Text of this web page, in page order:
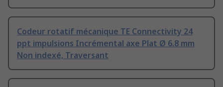
Codeur rotatif mécanique TE Connectivity 24
ppt impulsions Incrémental axe Plat Ø 6.8 mm
Non indexé, Traversant